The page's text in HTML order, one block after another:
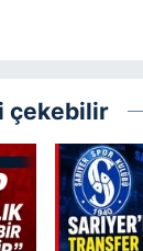
çekebilir